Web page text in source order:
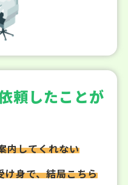
頼したことが
内してくれない
け身で、結局こちら